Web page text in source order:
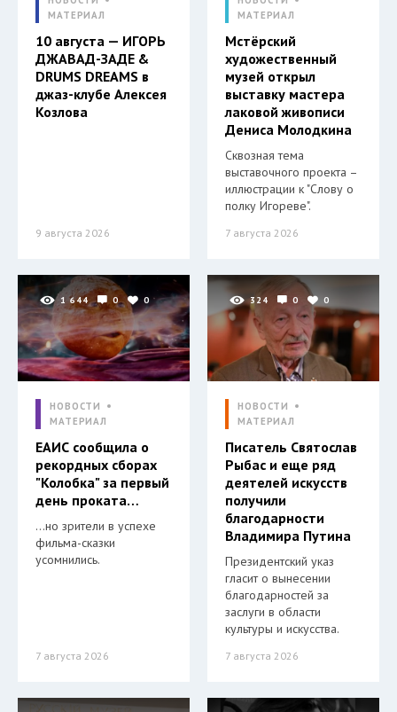
МАТЕРИАЛ
10 августа — ИГОРЬ
ДЖАВАД-ЗАДЕ &
DRUMS DREAMS в
джаз-клубе Алексея
Козлова
9 августа 2026
МАТЕРИАЛ
Мстёрский
художественный
музей открыл
выставку мастера
лаковой живописи
Дениса Молодкина
Сквозная тема
выставочного проекта –
иллюстрации к "Слову о
полку Игореве".
7 августа 2026
1 644 0 0
НОВОСТИ
МАТЕРИАЛ
ЕАИС сообщила о
рекордных сборах
"Колобка" за первый
день проката…
…но зрители в успехе
фильма-сказки
усомнились.
7 августа 2026
324 0 0
НОВОСТИ
МАТЕРИАЛ
Писатель Святослав
Рыбас и еще ряд
деятелей искусств
получили
благодарности
Владимира Путина
Президентский указ
гласит о вынесении
благодарностей за
заслуги в области
культуры и искусства.
7 августа 2026